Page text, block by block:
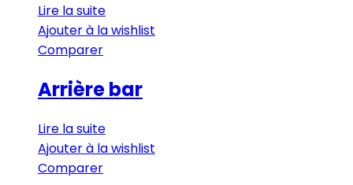
Lire la suite
Ajouter à la wishlist
Comparer
Arrière bar
Lire la suite
Ajouter à la wishlist
Comparer